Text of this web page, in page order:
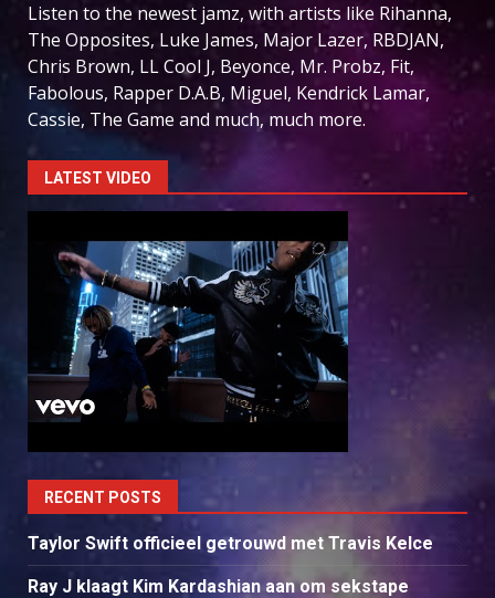
Listen to the newest jamz, with artists like Rihanna,
The Opposites, Luke James, Major Lazer, RBDJAN,
Chris Brown, LL Cool J, Beyonce, Mr. Probz, Fit,
Fabolous, Rapper D.A.B, Miguel, Kendrick Lamar,
Cassie, The Game and much, much more.
LATEST VIDEO
RECENT POSTS
Taylor Swift officieel getrouwd met Travis Kelce
Ray J klaagt Kim Kardashian aan om sekstape